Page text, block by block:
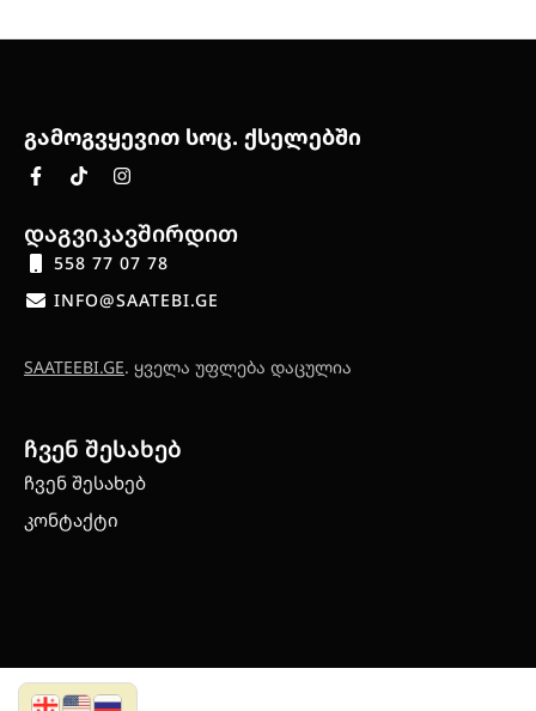
გამოგვყევით სოც. ქსელებში
დაგვიკავშირდით
558 77 07 78
INFO@SAATEBI.GE
SAATEEBI.GE. ყველა უფლება დაცულია
ჩვენ შესახებ
ჩვენ შესახებ
კონტაქტი